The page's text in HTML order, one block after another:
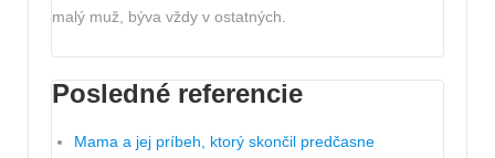
malý muž, býva vždy v ostatných.
Posledné referencie
Mama a jej príbeh, ktorý skončil predčasne